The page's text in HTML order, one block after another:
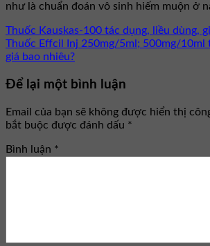
như là chuẩn đoán vô sinh hiếm muộn ở
Thuốc Kauskas-100 tác dụng, liều dùng,
Thuốc Effcil Inj 250mg/5ml; 500mg/10ml
giá bao nhiêu?
Để lại một bình luận
Email của bạn sẽ không được hiển thị
bắt buộc được đánh dấu *
Bình luận *